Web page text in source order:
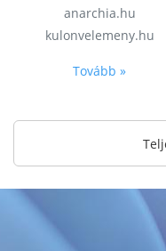
anarchia.hu
kulonvelemeny.hu
Tovább »